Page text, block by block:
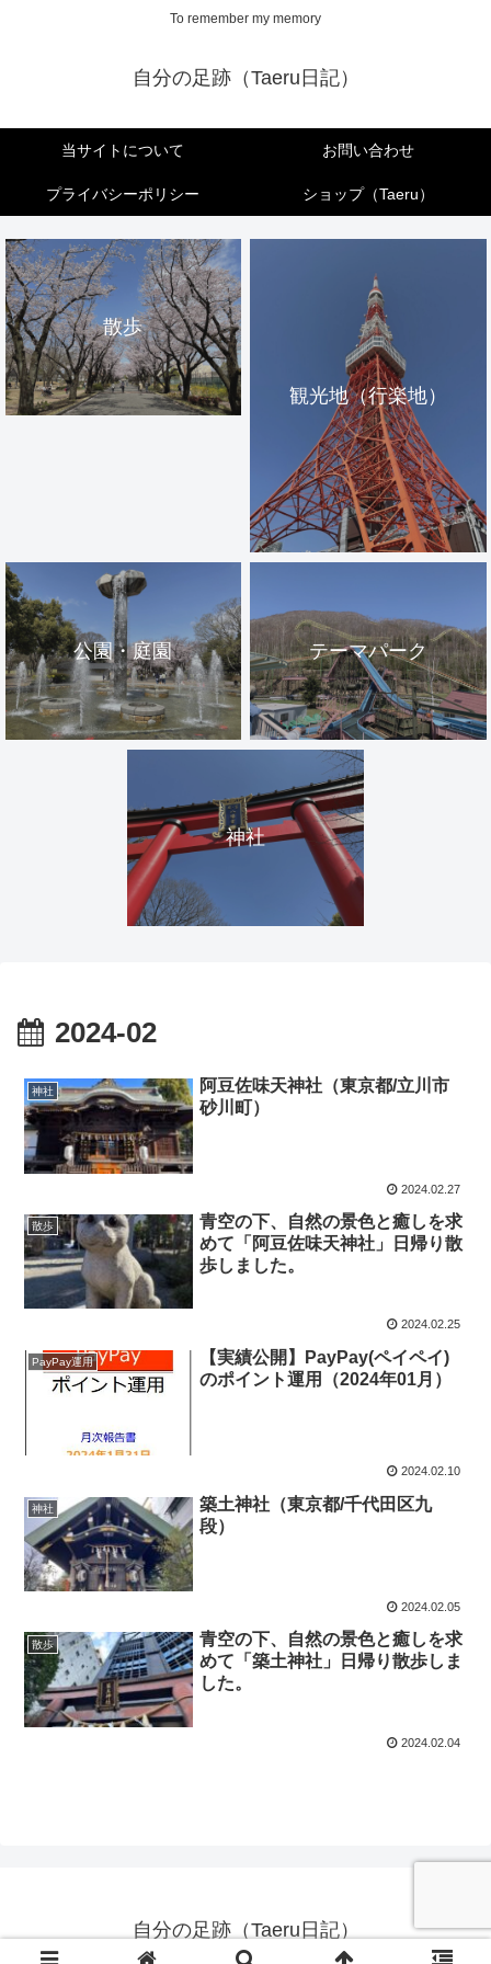
To remember my memory
自分の足跡（Taeru日記）
当サイトについて お問い合わせ
プライバシーポリシー ショップ（Taeru）
散歩
観光地（行楽地）
公園・庭園 テーマパーク
神社
2024-02
神社
阿豆佐味天神社（東京都/立川市
砂川町）
2024.02.27
散歩
青空の下、自然の景色と癒しを求
めて「阿豆佐味天神社」日帰り散
歩しました。
2024.02.25
PayPay運用
【実績公開】PayPay(ペイペイ)
のポイント運用（2024年01月）
2024.02.10
神社
築土神社（東京都/千代田区九
段）
2024.02.05
散歩
青空の下、自然の景色と癒しを求
めて「築土神社」日帰り散歩しま
した。
2024.02.04
自分の足跡（Taeru日記）